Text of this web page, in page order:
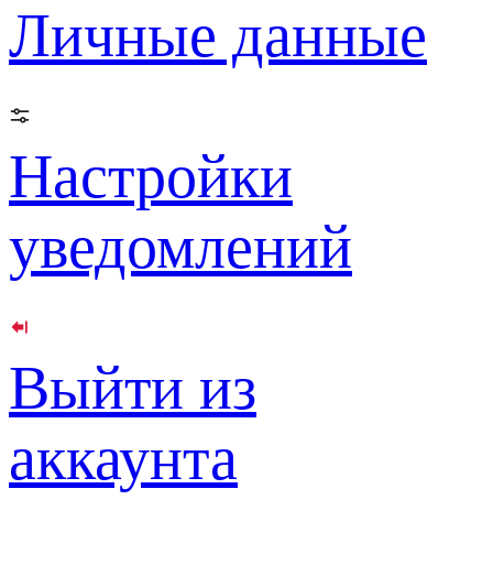
Личные данные
Настройки
уведомлений
Выйти из
аккаунта